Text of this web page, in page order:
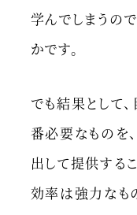
学んでしまうの
かです。
でも結果として
番必要なものを
出して提供する
効率は強力なも